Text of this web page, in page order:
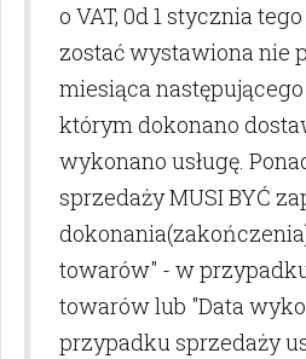
o VAT, 0d 1 stycznia
zostać wystawiona nie
miesiąca
którym dokonano
wykonano usługę.
sprzedaży MUSI BYĆ
towarów" - w
towarów lub "Data
przypadku sprzedaży